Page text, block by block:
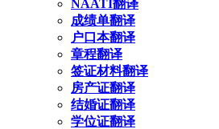
NAATI翻译
成绩单翻译
户口本翻译
章程翻译
签证材料翻译
房产证翻译
结婚证翻译
学位证翻译